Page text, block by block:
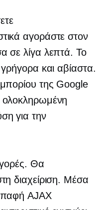
αγοράστε στον
σε λίγα λεπτά. Το
και αβίαστα.
της Google
ολοκληρωμένη
για την
Θα
διαχείριση. Μέσα
AJAX